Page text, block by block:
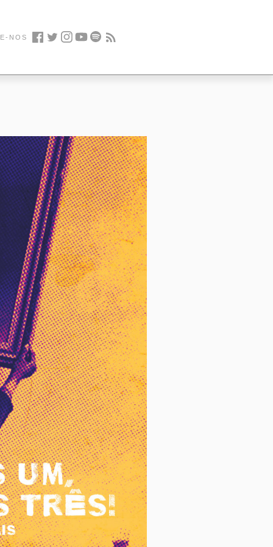
NOS Facebook
TwitterInstagram
Youtube
Spotify
Feed